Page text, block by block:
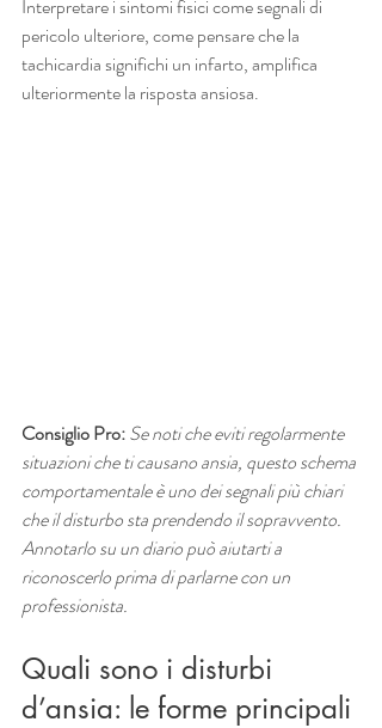
Interpretare i sintomi fisici come segnali di
pericolo ulteriore, come pensare che la
tachicardia significhi un infarto, amplifica
ulteriormente la risposta ansiosa.
Consiglio Pro:Se noti che eviti regolarmente
situazioni che ti causano ansia, questo schema
comportamentale è uno dei segnali più chiari
che il disturbo sta prendendo il sopravvento.
Annotarlo su un diario può aiutarti a
riconoscerlo prima di parlarne con un
professionista.
Quali sono i disturbi
d’ansia: le forme principali